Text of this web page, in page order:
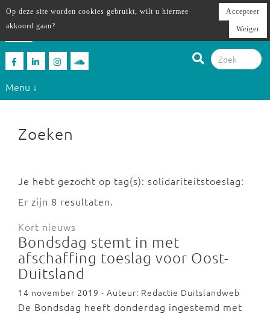
Menu ↓
Zoeken
Je hebt gezocht op tag(s): solidariteitstoeslag:
Er zijn 8 resultaten.
Kort nieuws
Bondsdag stemt in met
afschaffing toeslag voor Oost-
Duitsland
14 november 2019 - Auteur: Redactie Duitslandweb
De Bondsdag heeft donderdag ingestemd met
Op deze site worden cookies gebruikt, wilt u hiermee
akkoord gaan?
Accepteer
Weiger